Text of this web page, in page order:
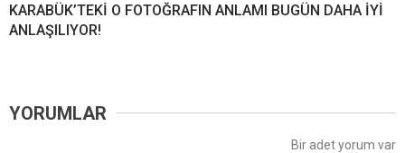
KARABÜK’TEKİ O FOTOĞRAFIN ANLAMI BUGÜN DAHA İYİ
ANLAŞILIYOR!
YORUMLAR
Bir adet yorum var